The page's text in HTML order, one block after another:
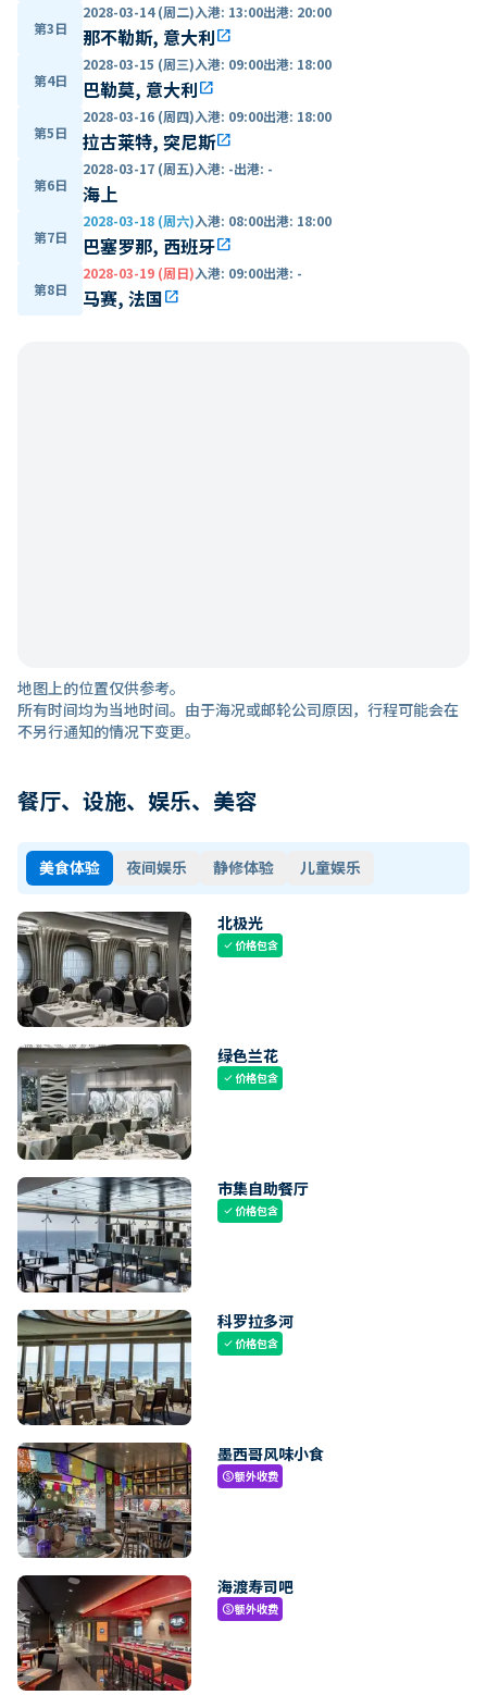
第3日
2028-03-14 (周二)入港: 13:00出港: 20:00
那不勒斯, 意大利open_in_new
第4日
2028-03-15 (周三)入港: 09:00出港: 18:00
巴勒莫, 意大利open_in_new
第5日
2028-03-16 (周四)入港: 09:00出港: 18:00
拉古莱特, 突尼斯open_in_new
第6日
2028-03-17 (周五)入港: -出港: -
海上
第7日
2028-03-18 (周六)入港: 08:00出港: 18:00
巴塞罗那, 西班牙open_in_new
第8日
2028-03-19 (周日)入港: 09:00出港: -
马赛, 法国open_in_new
地图上的位置仅供参考。
所有时间均为当地时间。由于海况或邮轮公司原因，行程可能会在
不另行通知的情况下变更。
餐厅、设施、娱乐、美容
美食体验 夜间娱乐 静修体验 儿童娱乐
北极光
check价格包含
绿色兰花
check价格包含
市集自助餐厅
check价格包含
科罗拉多河
check价格包含
墨西哥风味小食
paid额外收费
海渡寿司吧
paid额外收费